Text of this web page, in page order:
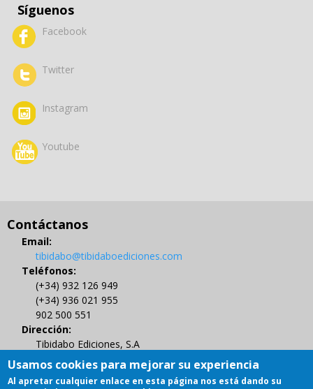
Síguenos
Facebook
Twitter
Instagram
Youtube
Contáctanos
Email:
tibidabo@tibidaboediciones.com
Teléfonos:
(+34) 932 126 949
(+34) 936 021 955
902 500 551
Dirección:
Tibidabo Ediciones, S.A
C/ Muntaner 479, 4º
08021 BARCELONA
Usamos cookies para mejorar su experiencia
Al apretar cualquier enlace en esta página nos está dando su